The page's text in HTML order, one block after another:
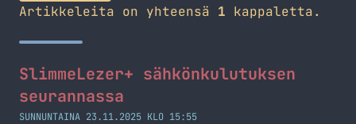
Artikkeleita on yhteensä 1 kappaletta.
SlimmeLezer+ sähkönkulutuksen
seurannassa
SUNNUNTAINA 23.11.2025 KLO 15:55